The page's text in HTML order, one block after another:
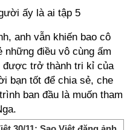
ấy là ai tập 5
anh vẫn khiến bao cô
những điều vô cùng ấm
được trở thành tri kỉ của
bạn tốt để chia sẻ, che
ban đầu là muốn tham